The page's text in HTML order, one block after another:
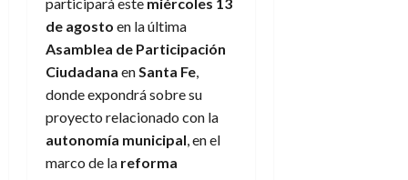
de agosto en la última
Asamblea de Participación
Ciudadana en Santa Fe
donde expondrá sobre su
proyecto relacionado con la
autonomía municipal , en el
marco de la reforma